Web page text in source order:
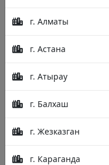
г. Алматы
г. Астана
г. Атырау
г. Балхаш
г. Жезказган
г. Караганда
Главная Товары
200X300